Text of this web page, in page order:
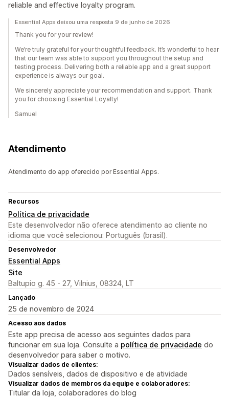
reliable and effective loyalty program.
Essential Apps deixou uma resposta 9 de junho de 2026
Thank you for your review!
We’re truly grateful for your thoughtful feedback. It’s wonderful to hear
that our team was able to support you throughout the setup and
testing process. Delivering both a reliable app and a great support
experience is always our goal.
We sincerely appreciate your recommendation and support. Thank
you for choosing Essential Loyalty!
Samuel
Atendimento
Atendimento do app oferecido por Essential Apps.
Recursos
Política de privacidade
Este desenvolvedor não oferece atendimento ao cliente no
idioma que você selecionou: Português (brasil).
Desenvolvedor
Essential Apps
Site
Baltupio g. 45 - 27, Vilnius, 08324, LT
Lançado
25 de novembro de 2024
Acesso aos dados
Este app precisa de acesso aos seguintes dados para
funcionar em sua loja. Consulte a política de privacidade do
desenvolvedor para saber o motivo.
Visualizar dados de clientes:
Dados sensíveis, dados de dispositivo e de atividade
Visualizar dados de membros da equipe e colaboradores:
Titular da loja, colaboradores do blog